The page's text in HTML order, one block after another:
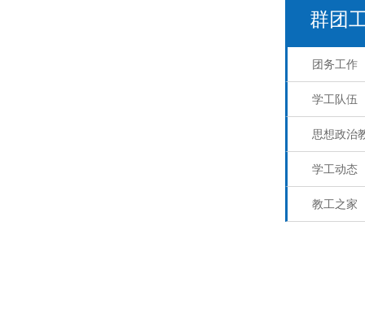
群团
团务工作
学工队伍
思想政治
学工动态
教工之家